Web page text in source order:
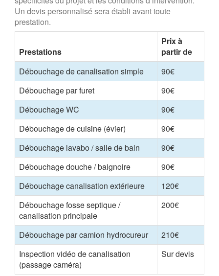
Un devis personnalisé sera établi avant toute
prestation.
Prestations
Prix à
partir de
Débouchage de canalisation simple
90€
Débouchage par furet
90€
Débouchage WC
90€
Débouchage de cuisine (évier)
90€
Débouchage lavabo / salle de bain
90€
Débouchage douche / baignoire
90€
Débouchage canalisation extérieure
120€
Débouchage fosse septique /
canalisation principale
200€
Débouchage par camion hydrocureur
210€
Inspection vidéo de canalisation
(passage caméra)
Sur devis